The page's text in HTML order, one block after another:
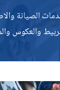
الصيانة
والعكوس